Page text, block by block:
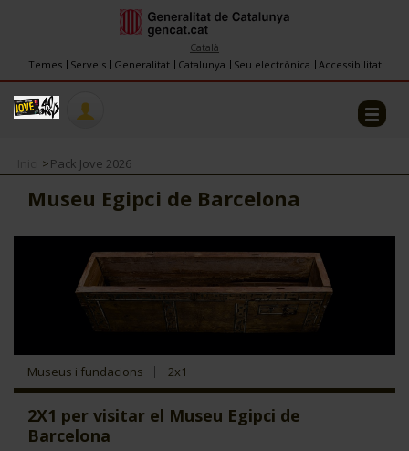
Català
Temes
Serveis Generalitat Catalunya Seu electrònica Accessibilitat
INFORMACIÓ
FES-TE EL CJ
COL·LABORADORS
CJ ADOLESCENTS
CJ EMANCIPACIÓ
CJ SALUT
CJ INTERNACIONAL
CJ LOCAL
Pack Jove 2026
Museu Egipci de Barcelona
Museus i fundacions 2x1
2X1 per visitar el Museu Egipci de
Barcelona